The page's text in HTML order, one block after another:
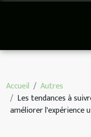
Accueil
Autres
Les tendances à
améliorer l'expérience